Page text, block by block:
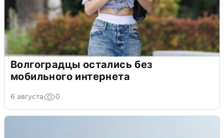
Волгоградцы остались без
мобильного интернета
6 августа 0